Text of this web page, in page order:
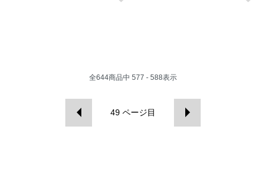
全644商品中 577 - 588表示
49 ページ目